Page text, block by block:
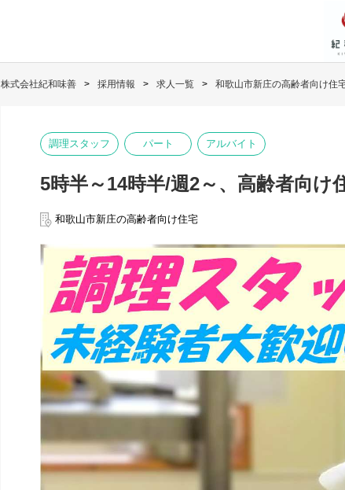
株式会社紀和味善 採用情報 求人一覧 和歌山市新庄の高齢者向け住
調理スタッフ パート アルバイト
5時半～14時半/週2～、高齢者向け
和歌山市新庄の高齢者向け住宅